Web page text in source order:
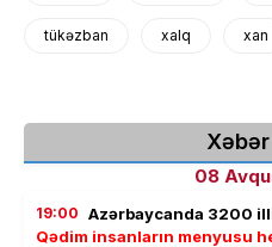
tükəzban xalq xan
08
19:00 Azərbaycanda 3200
Qədim insanların menyusu